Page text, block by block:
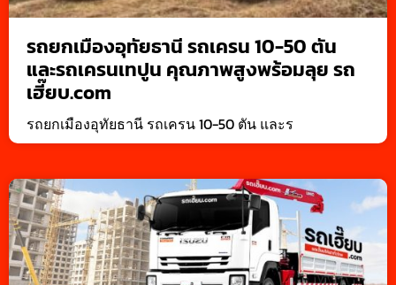
รถยกเมืองอุทัยธานี รถเครน 10-50 ตัน
และรถเครนเทปูน คุณภาพสูงพร้อมลุย รถ
เฮี๊ยบ.com
รถยกเมืองอุทัยธานี รถเครน 10-50 ตัน และร